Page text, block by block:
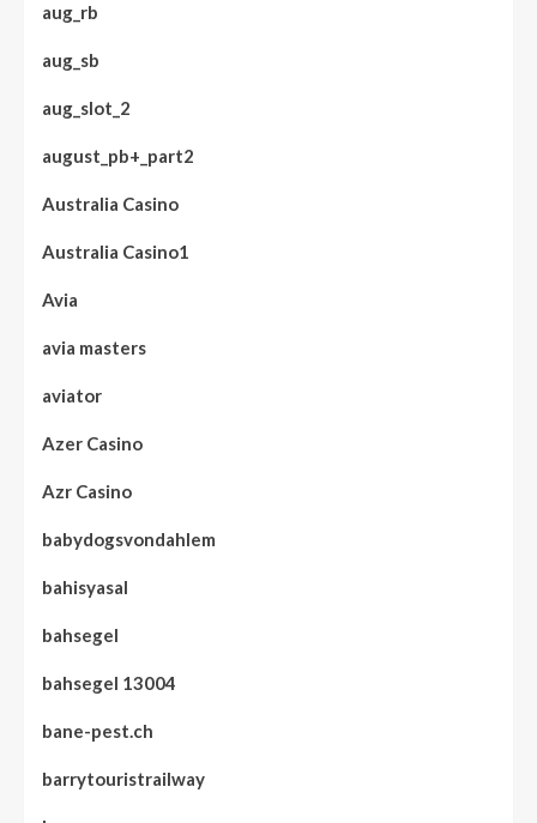
aug_rb
aug_sb
aug_slot_2
august_pb+_part2
Australia Casino
Australia Casino1
Avia
avia masters
aviator
Azer Casino
Azr Casino
babydogsvondahlem
bahisyasal
bahsegel
bahsegel 13004
bane-pest.ch
barrytouristrailway